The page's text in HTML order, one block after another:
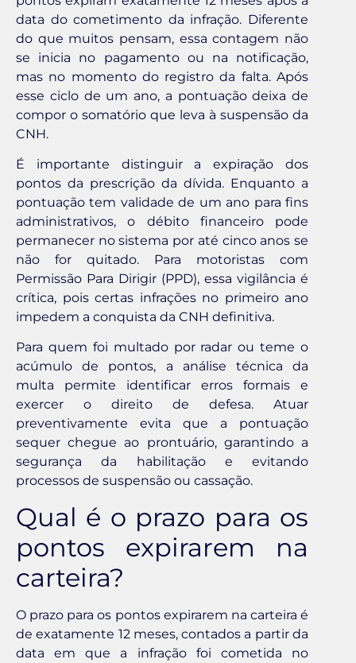
data do cometimento da infração. Diferente
do que muitos pensam, essa contagem não
se inicia no pagamento ou na notificação,
mas no momento do registro da falta. Após
esse ciclo de um ano, a pontuação deixa de
compor o somatório que leva à suspensão da
CNH.
É importante distinguir a expiração dos
pontos da prescrição da dívida. Enquanto a
pontuação tem validade de um ano para fins
administrativos, o débito financeiro pode
permanecer no sistema por até cinco anos se
não for quitado. Para motoristas com
Permissão Para Dirigir (PPD), essa vigilância é
crítica, pois certas infrações no primeiro ano
impedem a conquista da CNH definitiva.
Para quem foi multado por radar ou teme o
acúmulo de pontos, a análise técnica da
multa permite identificar erros formais e
exercer o direito de defesa. Atuar
preventivamente evita que a pontuação
sequer chegue ao prontuário, garantindo a
segurança da habilitação e evitando
processos de suspensão ou cassação.
Qual é o prazo para os
pontos expirarem na
carteira?
O prazo para os pontos expirarem na carteira é
de exatamente 12 meses, contados a partir da
data em que a infração foi cometida no